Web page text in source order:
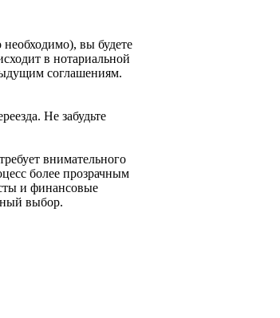
вы будете
в нотариальной
соглашениям.
Не забудьте
внимательного
более прозрачным
и финансовые
выбор.